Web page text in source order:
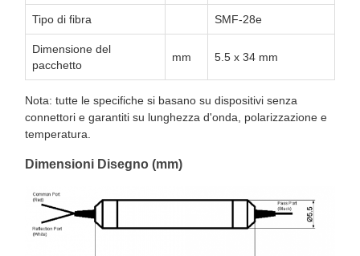
Tipo di fibra SMF-28e
Dimensione del
pacchetto
mm 5.5 x 34 mm
Nota: tutte le specifiche si basano su dispositivi senza
connettori e garantiti su lunghezza d'onda, polarizzazione e
temperatura.
Dimensioni Disegno (mm)